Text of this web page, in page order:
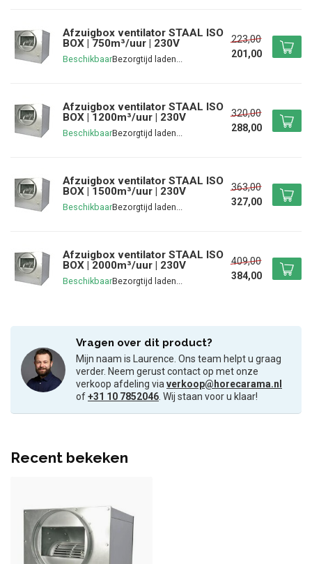
Afzuigbox ventilator STAAL ISO
BOX | 750m³/uur | 230V
Beschikbaar
223,00
201,00
Afzuigbox ventilator STAAL ISO
BOX | 1200m³/uur | 230V
Beschikbaar
320,00
288,00
Afzuigbox ventilator STAAL ISO
BOX | 1500m³/uur | 230V
Beschikbaar
363,00
327,00
Afzuigbox ventilator STAAL ISO
BOX | 2000m³/uur | 230V
Beschikbaar
409,00
384,00
Vragen over dit product?
Mijn naam is Laurence. Ons team helpt u graag
verder. Neem gerust contact op met onze
verkoop afdeling viaverkoop@horecarama.nl
of+31 10 7852046. Wij staan voor u klaar!
Recent bekeken